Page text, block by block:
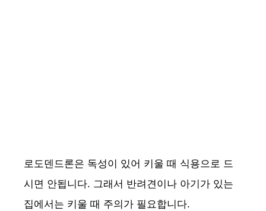
로도덴드론은 독성이 있어 키울 때 식용으로 드
시면 안됩니다. 그래서 반려견이나 아기가 있는
집에서는 키울 때 주의가 필요합니다.